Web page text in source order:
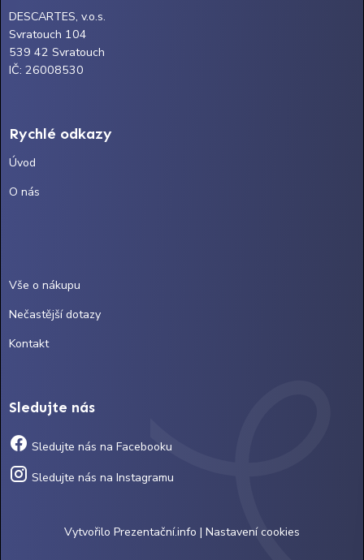
DESCARTES, v.o.s.
Svratouch 104
539 42 Svratouch
IČ: 26008530
Rychlé odkazy
Úvod
O nás
Vše o nákupu
Nečastější dotazy
Kontakt
Sledujte nás
Sledujte nás na Facebooku
Sledujte nás na Instagramu
Vytvořilo Prezentační.info | Nastavení cookies